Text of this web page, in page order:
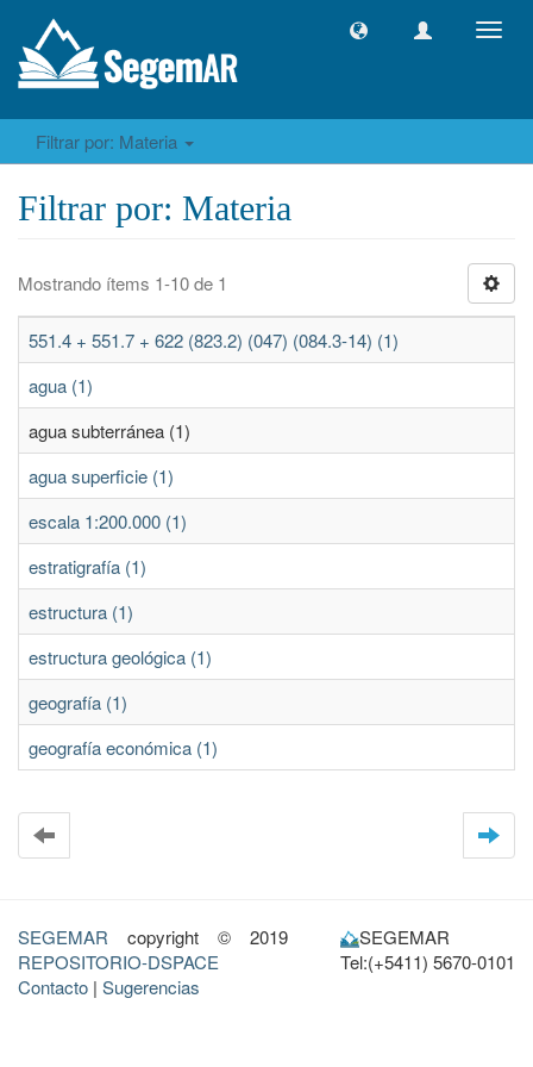
Filtrar por: Materia
Filtrar por: Materia
Mostrando ítems 1-10 de 1
551.4 + 551.7 + 622 (823.2) (047) (084.3-14) (1)
agua (1)
agua subterránea (1)
agua superficie (1)
escala 1:200.000 (1)
estratigrafía (1)
estructura (1)
estructura geológica (1)
geografía (1)
geografía económica (1)
SEGEMAR copyright © 2019
REPOSITORIO-DSPACE
Contacto | Sugerencias
SEGEMAR
Tel:(+5411) 5670-0101